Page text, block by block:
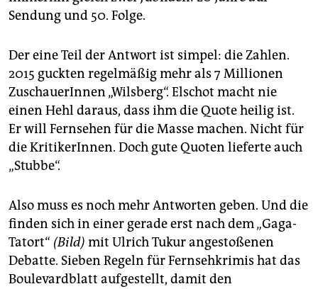
Sendung und 50. Folge.
Der eine Teil der Antwort ist simpel: die Zahlen.
2015 guckten regelmäßig mehr als 7 Millionen
ZuschauerInnen „Wilsberg“. Elschot macht nie
einen Hehl daraus, dass ihm die Quote heilig ist.
Er will Fernsehen für die Masse machen. Nicht für
die KritikerInnen. Doch gute Quoten lieferte auch
„Stubbe“.
Also muss es noch mehr Antworten geben. Und die
finden sich in einer gerade erst nach dem „Gaga-
Tatort“ (Bild) mit Ulrich Tukur angestoßenen
Debatte. Sieben Regeln für Fernsehkrimis hat das
Boulevardblatt aufgestellt, damit den